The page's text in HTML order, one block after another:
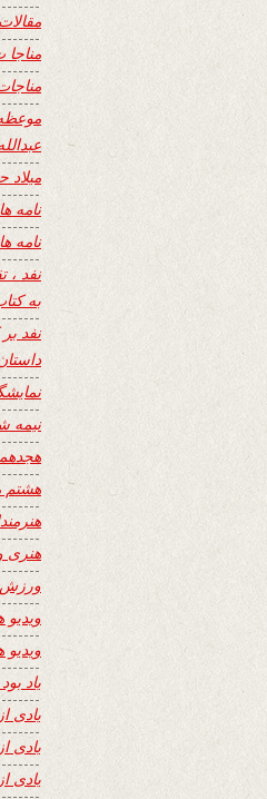
مناجا
نامه
نامه
نفد ،
به
نفد
نیمه
هشتم
هنری
ورزش
ویدیو
یاد
یادی
یادی
یادی